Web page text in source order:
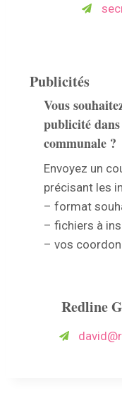
Publicités
Vous
publicité
communale ?
Envoyez un
précisant les
– format
– fichiers à
– vos
Redline